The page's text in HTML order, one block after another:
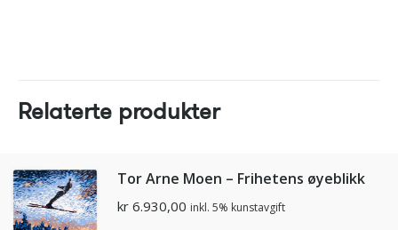
Relaterte produkter
Tor Arne Moen – Frihetens øyeblikk
kr 6.930,00 inkl. 5% kunstavgift